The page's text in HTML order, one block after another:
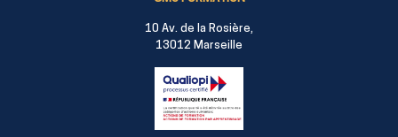
10 Av. de la Rosière,
13012 Marseille